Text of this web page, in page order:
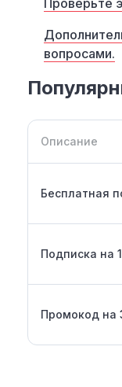
Проверьте
вопросами.
Описание
Бесплатная
Подписка на
Промокод на